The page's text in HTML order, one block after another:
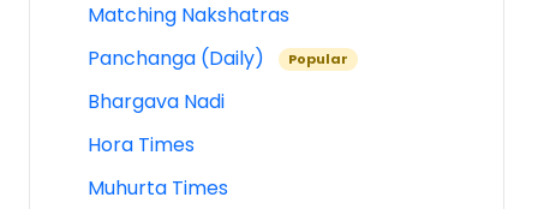
Matching Nakshatras
Panchanga (Daily)
Popular
Bhargava Nadi
Hora Times
Muhurta Times